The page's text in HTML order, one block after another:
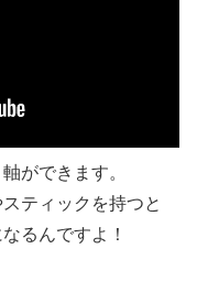
ができます。
ティックを持つと
るんですよ！